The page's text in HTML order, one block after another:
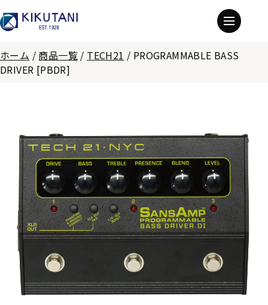
ホーム / 商品一覧 / TECH21 / PROGRAMMABLE BASS
DRIVER [PBDR]